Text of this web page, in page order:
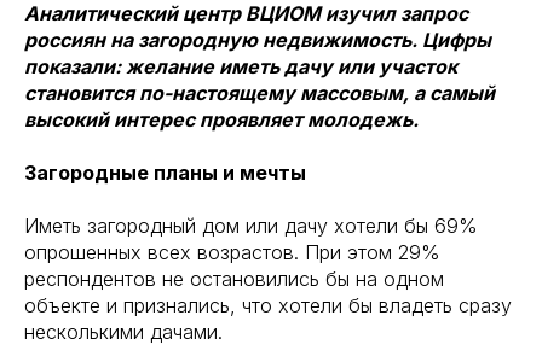
Аналитический центр ВЦИОМ изучил запрос
россиян на загородную недвижимость. Цифры
показали: желание иметь дачу или участок
становится по-настоящему массовым, а самый
высокий интерес проявляет молодежь.
Загородные планы и мечты
Иметь загородный дом или дачу хотели бы 69%
опрошенных всех возрастов. При этом 29%
респондентов не остановились бы на одном
объекте и признались, что хотели бы владеть сразу
несколькими дачами.